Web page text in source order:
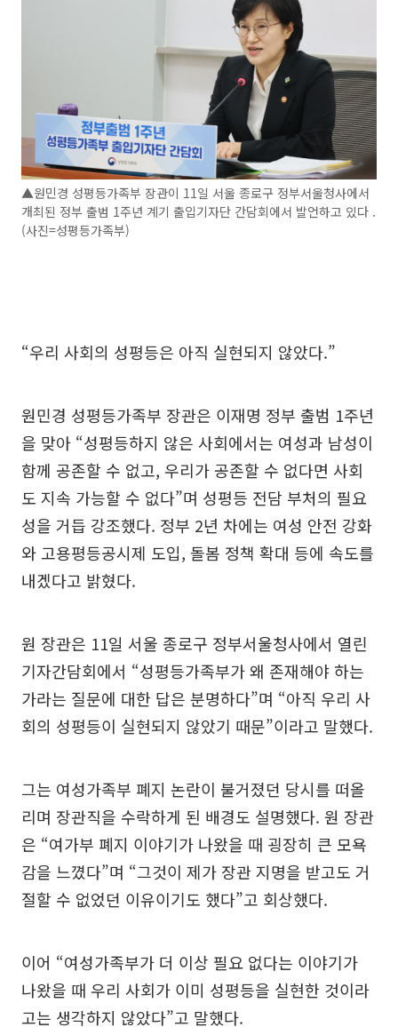
▲원민경 성평등가족부 장관이 11일 서울 종로구 정부서울청사에서
개최된 정부 출범 1주년 계기 출입기자단 간담회에서 발언하고 있다 .
(사진=성평등가족부)
“우리 사회의 성평등은 아직 실현되지 않았다.”
원민경 성평등가족부 장관은 이재명 정부 출범 1주년
을 맞아 “성평등하지 않은 사회에서는 여성과 남성이
함께 공존할 수 없고, 우리가 공존할 수 없다면 사회
도 지속 가능할 수 없다”며 성평등 전담 부처의 필요
성을 거듭 강조했다. 정부 2년 차에는 여성 안전 강화
와 고용평등공시제 도입, 돌봄 정책 확대 등에 속도를
내겠다고 밝혔다.
원 장관은 11일 서울 종로구 정부서울청사에서 열린
기자간담회에서 “성평등가족부가 왜 존재해야 하는
가라는 질문에 대한 답은 분명하다”며 “아직 우리 사
회의 성평등이 실현되지 않았기 때문”이라고 말했다.
그는 여성가족부 폐지 논란이 불거졌던 당시를 떠올
리며 장관직을 수락하게 된 배경도 설명했다. 원 장관
은 “여가부 폐지 이야기가 나왔을 때 굉장히 큰 모욕
감을 느꼈다”며 “그것이 제가 장관 지명을 받고도 거
절할 수 없었던 이유이기도 했다”고 회상했다.
이어 “여성가족부가 더 이상 필요 없다는 이야기가
나왔을 때 우리 사회가 이미 성평등을 실현한 것이라
고는 생각하지 않았다”고 말했다.